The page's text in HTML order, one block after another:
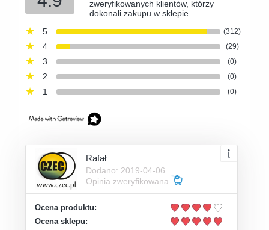
zweryfikowanych klientów, którzy
dokonali zakupu w sklepie.
5
(312)
4 (29)
3 (0)
2 (0)
1 (0)
Rafał
Dodano: 2019-04-06
Opinia zweryfikowana
Ocena produktu:
Ocena sklepu: